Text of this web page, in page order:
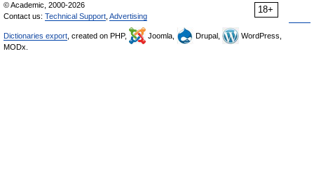
18+
© Academic, 2000-2026
Contact us: Technical Support Advertising
Dictionaries export , created on PHP, Joomla, Drupal,
WordPress,
MODx.